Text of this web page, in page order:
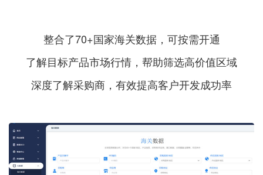
整合了70+国家海关数据，可按需开通
了解目标产品市场行情，帮助筛选高价值区域
深度了解采购商，有效提高客户开发成功率